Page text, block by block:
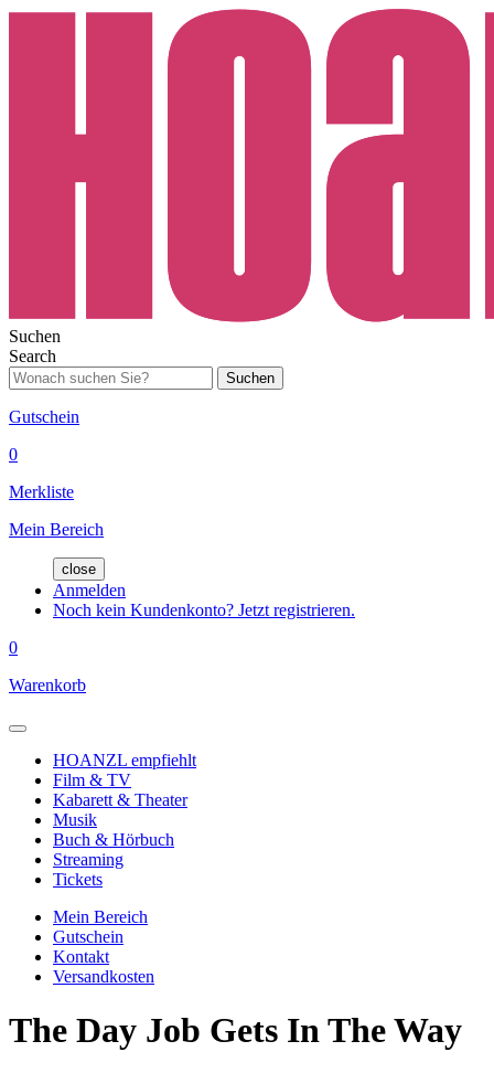
Suchen
Search
Suchen
Gutschein
0
Merkliste
Mein Bereich
close
Anmelden
Noch kein Kundenkonto? Jetzt registrieren.
0
Warenkorb
HOANZL empfiehlt
Film & TV
Kabarett & Theater
Musik
Buch & Hörbuch
Streaming
Tickets
Mein Bereich
Gutschein
Kontakt
Versandkosten
The Day Job Gets In The Way